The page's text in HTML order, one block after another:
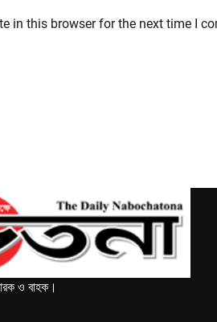
in this browser for the next time I
ও বাহক।